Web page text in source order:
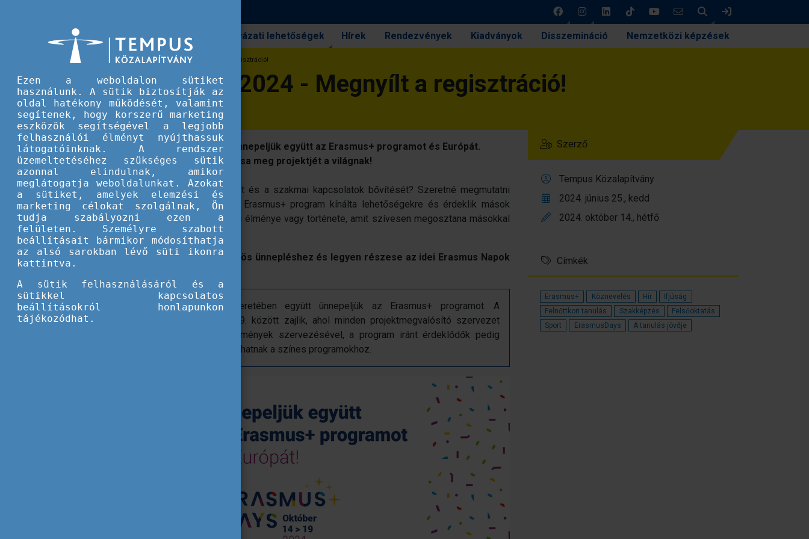
Keresés
Pályázati lehetőségek Hírek Rendezvények Kiadványok Disszemináció Nemzetközi képzések
#ErasmusDays 2024 - Megnyílt a regisztráció!
#ErasmusDays 2024 - Megnyílt a regisztráció!
Október 14-19. között hat napon át ünnepeljük együtt az Erasmus+ programot és Európát.
Jelentkezzen szervezőnek és mutassa meg projektjét a világnak!
Fontosnak tartja az európai közösséget és a szakmai kapcsolatok bővítését? Szeretné megmutatni
másoknak is a projektjét? Kíváncsi az Erasmus+ program kínálta lehetőségekre és érdeklik mások
projekteredményei? Van egy jó Erasmus élménye vagy története, amit szívesen megosztana másokkal
is?
Ha a válasz igen, csatlakozzon a közös ünnepléshez és legyen részese az idei Erasmus Napok
A nemzetközi Erasmus Napok keretében együtt ünnepeljük az Erasmus+ programot. A
programsorozat 2024. október 14-19. között zajlik, ahol minden projektmegvalósító szervezet
megmutathatja magát különféle események szervezésével, a program iránt érdeklődők pedig
ellátogathatnak, vagy online csatlakozhatnak a színes programokhoz.
Szerző
Tempus Közalapítvány
2024. június 25., kedd
2024. október 14., hétfő
Címkék
Erasmus+ Köznevelés Hír
Ifjúság
Felnőttkori tanulás
Szakképzés
Felsőoktatás
Sport
ErasmusDays A tanulás jövője
Ezen a weboldalon sütiket
használunk. A sütik biztosítják az
oldal hatékony működését, valamint
segítenek, hogy korszerű marketing
eszközök segítségével a legjobb
felhasználói élményt nyújthassuk
látogatóinknak. A rendszer
üzemeltetéséhez szükséges sütik
azonnal elindulnak, amikor
meglátogatja weboldalunkat. Azokat
a sütiket, amelyek elemzési és
marketing célokat szolgálnak, Ön
tudja szabályozni ezen a
felületen. Személyre szabott
beállításait bármikor módosíthatja
az alsó sarokban lévő süti ikonra
kattintva.
A sütik felhasználásáról és a
sütikkel kapcsolatos
beállításokról honlapunkon
tájékozódhat.